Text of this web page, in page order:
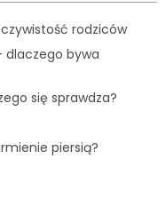
rodziców
dlaczego bywa
się sprawdza?
piersią?